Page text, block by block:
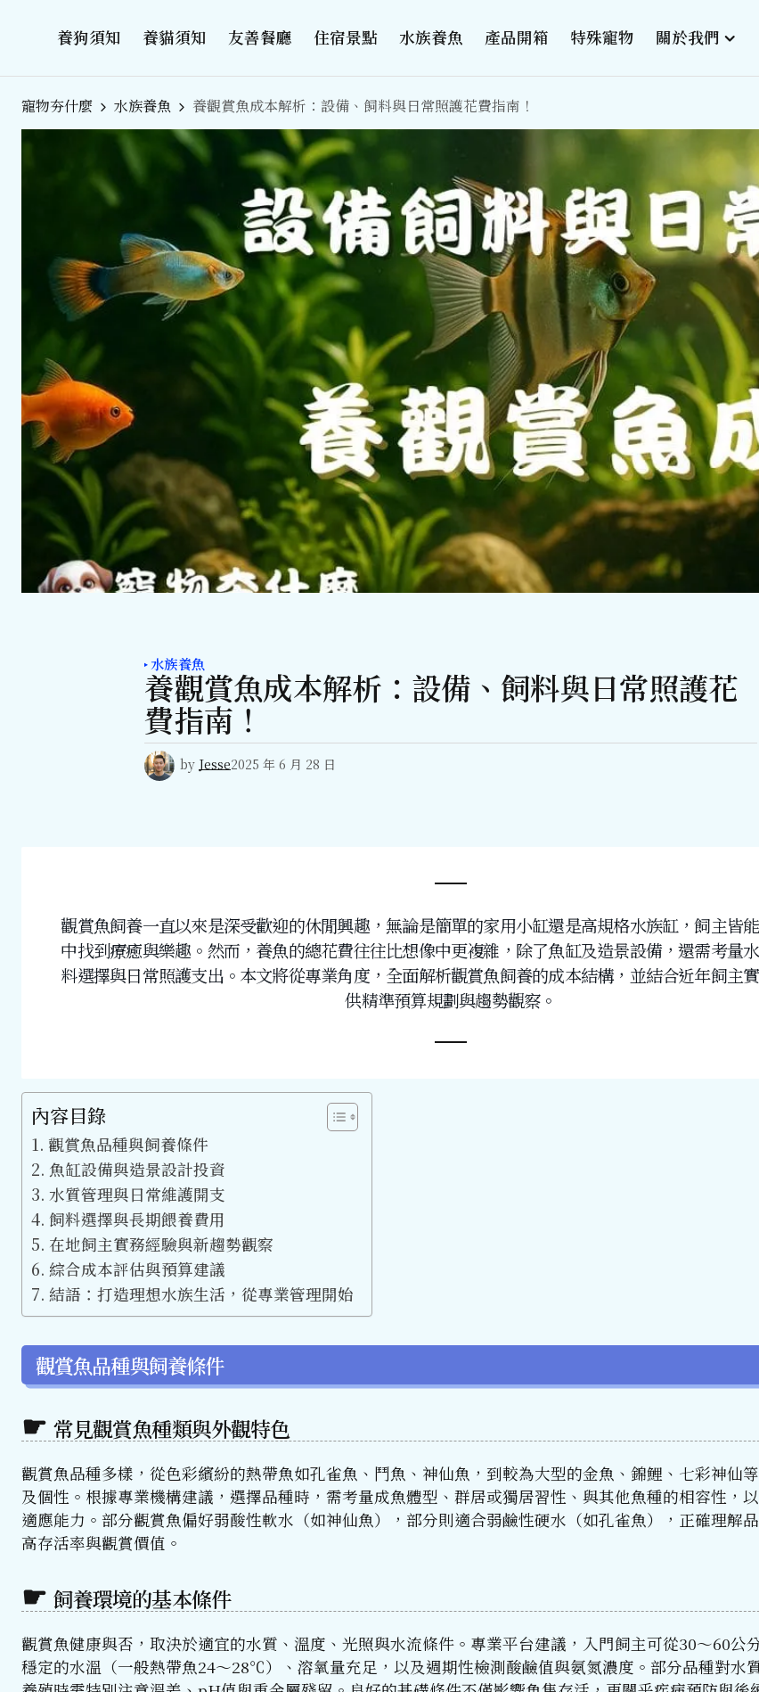
養狗須知 養貓須知 友善餐廳 住宿景點 水族養魚 產品開箱 特殊寵物 關於我們
寵物夯什麼 水族養魚 養觀賞魚成本解析：設備、飼料與日常照護花費指南！
水族養魚
養觀賞魚成本解析：設備、飼料與日常照護花
費指南！
by Jesse2025 年 6 月 28 日
觀賞魚飼養一直以來是深受歡迎的休閒興趣，無論是簡單的家用小缸還是高規格水族缸，飼主皆
中找到療癒與樂趣。然而，養魚的總花費往往比想像中更複雜，除了魚缸及造景設備，還需考量
料選擇與日常照護支出。本文將從專業角度，全面解析觀賞魚飼養的成本結構，並結合近年飼主
供精準預算規劃與趨勢觀察。
內容目錄
觀賞魚品種與飼養條件
魚缸設備與造景設計投資
水質管理與日常維護開支
飼料選擇與長期餵養費用
在地飼主實務經驗與新趨勢觀察
綜合成本評估與預算建議
結語：打造理想水族生活，從專業管理開始
觀賞魚品種與飼養條件
常見觀賞魚種類與外觀特色
觀賞魚品種多樣，從色彩繽紛的熱帶魚如孔雀魚、鬥魚、神仙魚，到較為大型的金魚、錦鯉、七彩神仙
及個性。根據專業機構建議，選擇品種時，需考量成魚體型、群居或獨居習性、與其他魚種的相容性，
適應能力。部分觀賞魚偏好弱酸性軟水（如神仙魚），部分則適合弱鹼性硬水（如孔雀魚），正確理解
高存活率與觀賞價值。
飼養環境的基本條件
觀賞魚健康與否，取決於適宜的水質、溫度、光照與水流條件。專業平台建議，入門飼主可從30～60公
穩定的水溫（一般熱帶魚24～28℃）、溶氧量充足，以及週期性檢測酸鹼值與氨氮濃度。部分品種對水